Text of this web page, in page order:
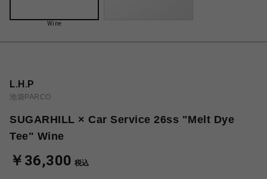
Wine
L.H.P
池袋PARCO
SUGARHILL × Car Service 26ss "Melt Dye
Tee" Wine
￥36,300 税込